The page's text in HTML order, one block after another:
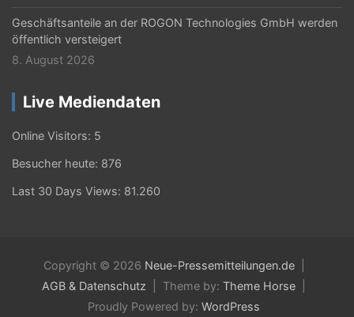
Geschäftsanteile an der ROGON Technologies GmbH werden
öffentlich versteigert
8. August 2026
Live Mediendaten
Online Visitors: 5
Besucher heute: 876
Last 30 Days Views: 81.260
Copyright © 2026 Neue-Pressemitteilungen.de
AGB & Datenschutz
Theme by: Theme Horse
Proudly Powered by: WordPress